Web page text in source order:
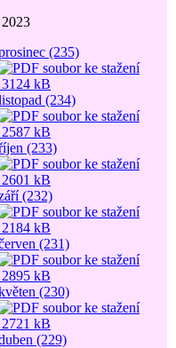
(235)
3124 kB
(234)
2587 kB
(233)
2601 kB
(232)
2184 kB
(231)
2895 kB
(230)
2721 kB
(229)